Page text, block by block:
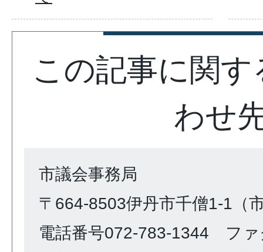
この記事に関
わせ
市議会事務局
〒664-8503伊丹市千僧1-1（
電話番号072-783-1344 ファ